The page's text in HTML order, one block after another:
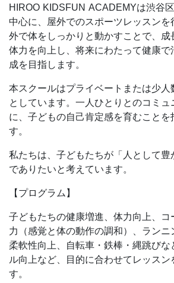
HIROO KIDSFUN ACADEMYは渋谷
中心に、屋外でのスポーツレッスンを
外で体をしっかりと動かすことで、
体力を向上し、将来にわたって健康
成を目指します。
本スクールはプライベートまたは少
としています。一人ひとりとのコミ
に、子どもの自己肯定感を育むこと
す。
私たちは、子どもたちが「人として
でありたいと考えています。
【プログラム】
子どもたちの健康増進、体力向上、
力（感覚と体の動作の調和）、ランニ
柔軟性向上、自転車・鉄棒・縄跳び
ル向上など、目的に合わせてレッスン
す。